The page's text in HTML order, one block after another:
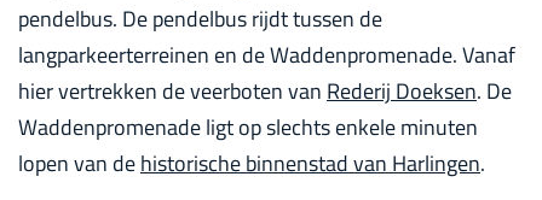
pendelbus. De pendelbus rijdt tussen de
langparkeerterreinen en de Waddenpromenade. Vanaf
hier vertrekken de veerboten van Rederij Doeksen. De
Waddenpromenade ligt op slechts enkele minuten
lopen van dehistorische binnenstad van Harlingen.